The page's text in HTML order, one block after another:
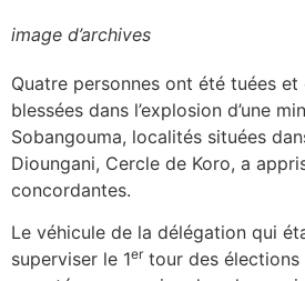
image d’archives
Quatre personnes ont été tuées
blessées dans l’explosion d’une
Sobangouma, localités situées
Dioungani, Cercle de Koro, a
concordantes.
Le véhicule de la délégation qui
superviser le 1ertour des élections